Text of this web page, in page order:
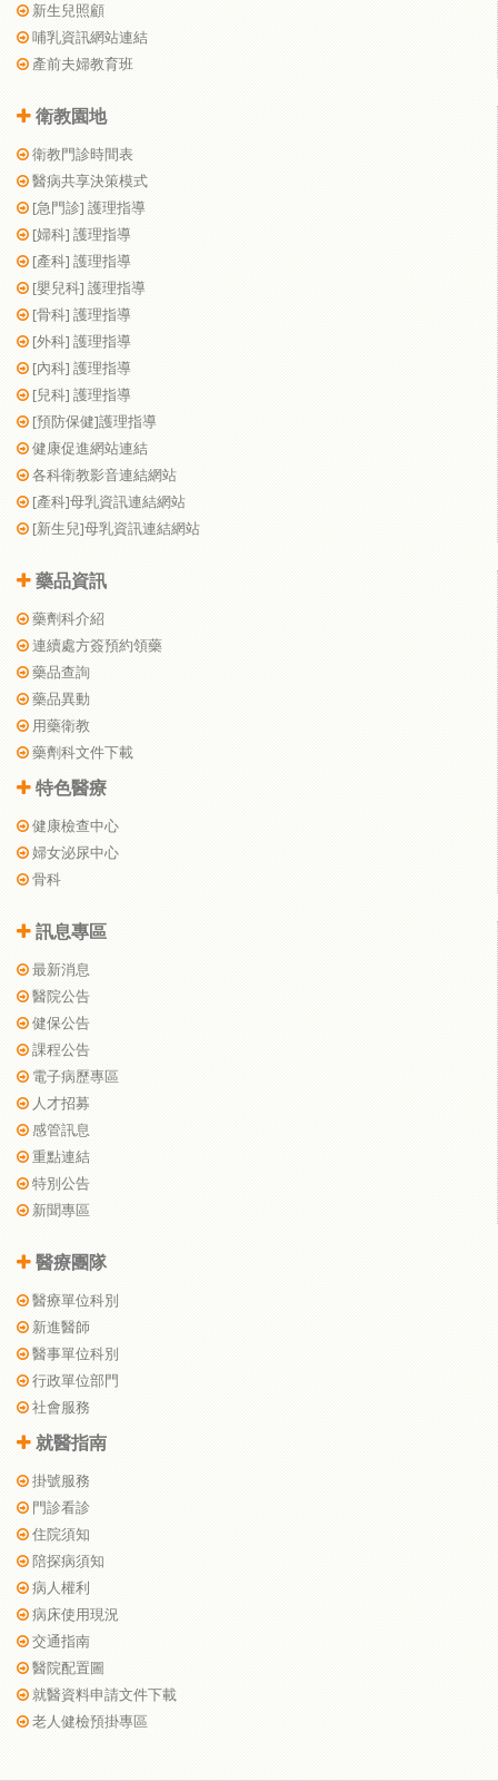
新生兒照顧
哺乳資訊網站連結
產前夫婦教育班
衛教園地
衛教門診時間表
醫病共享決策模式
[急門診] 護理指導
[婦科] 護理指導
[產科] 護理指導
[嬰兒科] 護理指導
[骨科] 護理指導
[外科] 護理指導
[內科] 護理指導
[兒科] 護理指導
[預防保健]護理指導
健康促進網站連結
各科衛教影音連結網站
[產科]母乳資訊連結網站
[新生兒]母乳資訊連結網站
藥品資訊
藥劑科介紹
連續處方簽預約領藥
藥品查詢
藥品異動
用藥衛教
藥劑科文件下載
特色醫療
健康檢查中心
婦女泌尿中心
骨科
訊息專區
最新消息
醫院公告
健保公告
課程公告
電子病歷專區
人才招募
感管訊息
重點連結
特別公告
新聞專區
醫療團隊
醫療單位科別
新進醫師
醫事單位科別
行政單位部門
社會服務
就醫指南
掛號服務
門診看診
住院須知
陪探病須知
病人權利
病床使用現況
交通指南
醫院配置圖
就醫資料申請文件下載
老人健檢預掛專區